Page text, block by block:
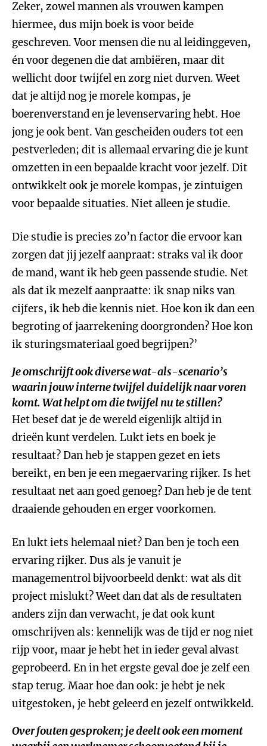
Zeker, zowel mannen als vrouwen kampen
hiermee, dus mijn boek is voor beide
geschreven. Voor mensen die nu al leidinggeven,
én voor degenen die dat ambiëren, maar dit
wellicht door twijfel en zorg niet durven. Weet
dat je altijd nog je morele kompas, je
boerenverstand en je levenservaring hebt. Hoe
jong je ook bent. Van gescheiden ouders tot een
pestverleden; dit is allemaal ervaring die je kunt
omzetten in een bepaalde kracht voor jezelf. Dit
ontwikkelt ook je morele kompas, je zintuigen
voor bepaalde situaties. Niet alleen je studie.
Die studie is precies zo’n factor die ervoor kan
zorgen dat jij jezelf aanpraat: straks val ik door
de mand, want ik heb geen passende studie. Net
als dat ik mezelf aanpraatte: ik snap niks van
cijfers, ik heb die kennis niet. Hoe kon ik dan een
begroting of jaarrekening doorgronden? Hoe kon
ik sturingsmateriaal goed begrijpen?’
Je omschrijft ook diverse wat-als-scenario’s
waarin jouw interne twijfel duidelijk naar voren
komt. Wat helpt om die twijfel nu te stillen?
Het besef dat je de wereld eigenlijk altijd in
drieën kunt verdelen. Lukt iets en boek je
resultaat? Dan heb je stappen gezet en iets
bereikt, en ben je een megaervaring rijker. Is het
resultaat net aan goed genoeg? Dan heb je de tent
draaiende gehouden en erger voorkomen.
En lukt iets helemaal niet? Dan ben je toch een
ervaring rijker. Dus als je vanuit je
managementrol bijvoorbeeld denkt: wat als dit
project mislukt? Weet dan dat als de resultaten
anders zijn dan verwacht, je dat ook kunt
omschrijven als: kennelijk was de tijd er nog niet
rijp voor, maar je hebt het in ieder geval alvast
geprobeerd. En in het ergste geval doe je zelf een
stap terug. Maar hoe dan ook: je hebt je nek
uitgestoken, je hebt geleerd en jezelf ontwikkeld.
Over fouten gesproken; je deelt ook een moment